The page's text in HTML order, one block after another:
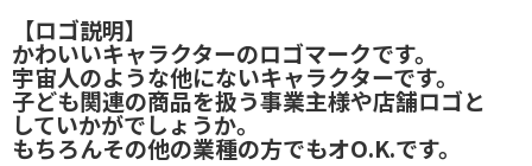
【ロゴ説明】
かわいいキャラクターのロゴマークです。
宇宙人のような他にないキャラクターです。
子ども関連の商品を扱う事業主様や店舗ロゴと
していかがでしょうか。
もちろんその他の業種の方でもオO.K.です。